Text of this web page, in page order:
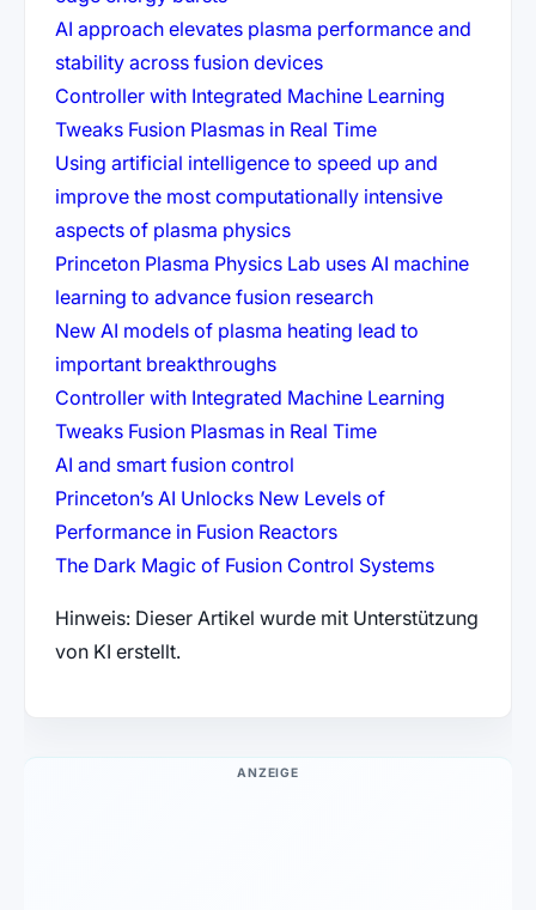
AI approach elevates plasma performance and
stability across fusion devices(öffnet in neuem Tab)
Controller with Integrated Machine Learning
Tweaks Fusion Plasmas in Real Time(öffnet in neuem
Using artificial intelligence to speed up and
improve the most computationally intensive
aspects of plasma physics(öffnet in neuem Tab)
Princeton Plasma Physics Lab uses AI machine
learning to advance fusion research(öffnet in neuem
New AI models of plasma heating lead to
important breakthroughs(öffnet in neuem Tab)
Controller with Integrated Machine Learning
Tweaks Fusion Plasmas in Real Time(öffnet in neuem
AI and smart fusion control(öffnet in neuem Tab)
Princeton’s AI Unlocks New Levels of
Performance in Fusion Reactors(öffnet in neuem Tab)
The Dark Magic of Fusion Control Systems(öffnet in
Hinweis: Dieser Artikel wurde mit Unterstützung
von KI erstellt.
ANZEIGE